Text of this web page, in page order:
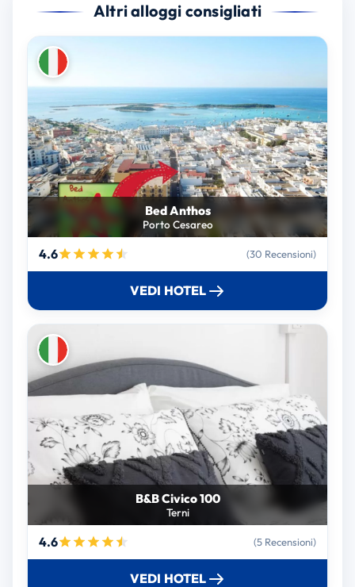
Altri alloggi consigliati
Bed Anthos
Porto Cesareo
4.6 (30 Recensioni)
VEDI HOTEL
B&B Civico 100
Terni
4.6 (5 Recensioni)
VEDI HOTEL